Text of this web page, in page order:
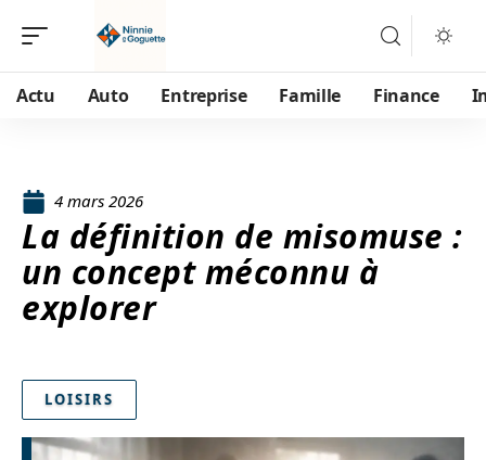
Actu Auto Entreprise Famille Finance
4 mars 2026
La définition de misomuse :
un concept méconnu à
explorer
LOISIRS